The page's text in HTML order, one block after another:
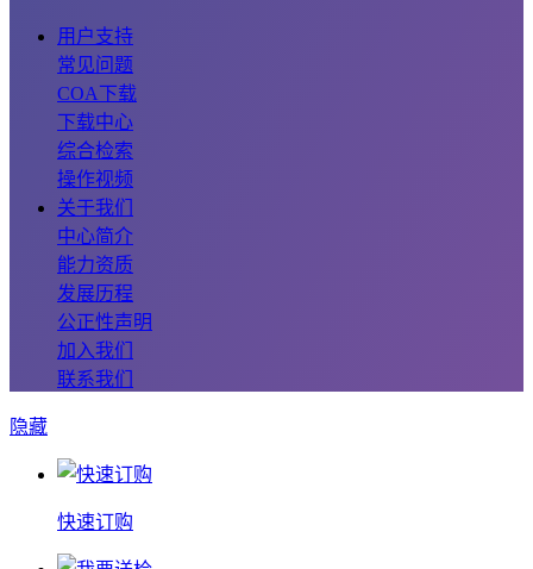
用户支持
常见问题
COA下载
下载中心
综合检索
操作视频
关于我们
中心简介
能力资质
发展历程
公正性声明
加入我们
联系我们
隐藏
快速订购